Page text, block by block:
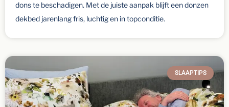
dons te beschadigen. Met de juiste aanpak blijft een donzen
dekbed jarenlang fris, luchtig en in topconditie.
SLAAPTIPS